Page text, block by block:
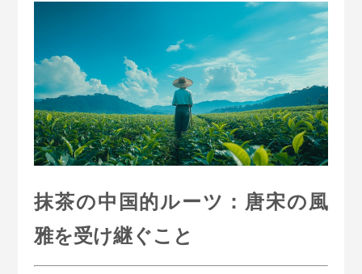
抹茶の中国的ルーツ：唐宋の風
雅を受け継ぐこと